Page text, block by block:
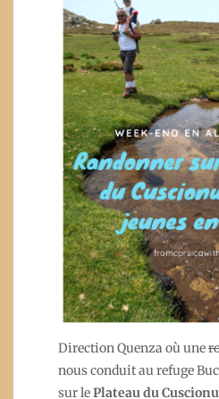
Direction Quenza où une
nous conduit au refuge
sur lePlateau du Cuscionu